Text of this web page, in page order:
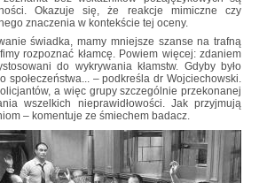
Okazuje się, że reakcje mimiczne czy
znaczenia w kontekście tej oceny.
świadka, mamy mniejsze szanse na trafną
rozpoznać kłamcę. Powiem więcej: zdaniem
do wykrywania kłamstw. Gdyby było
społeczeństwa... – podkreśla dr Wojciechowski.
a więc grupy szczególnie przekonanej
wszelkich nieprawidłowości. Jak przyjmują
– komentuje ze śmiechem badacz.